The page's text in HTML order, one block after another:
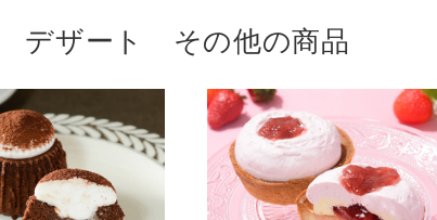
デザート その他の商品